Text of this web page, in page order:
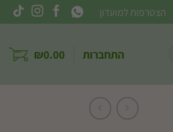
הצטרפות למועדון
התחברות ₪0.00